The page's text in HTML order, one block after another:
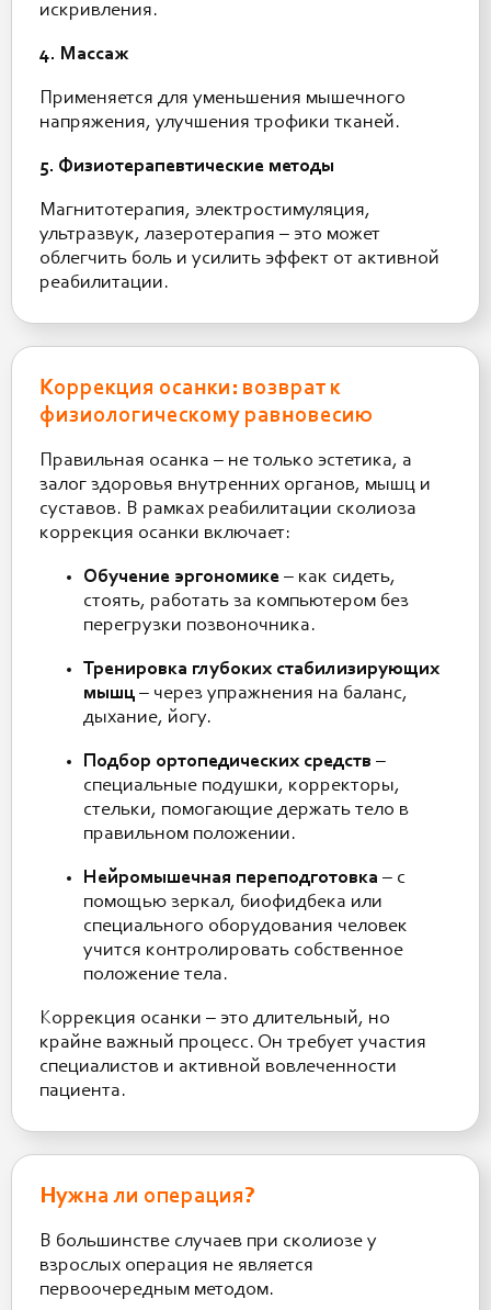
искривления.
4. Массаж
Применяется для уменьшения мышечного
напряжения, улучшения трофики тканей.
5. Физиотерапевтические методы
Магнитотерапия, электростимуляция,
ультразвук, лазеротерапия – это может
облегчить боль и усилить эффект от активной
реабилитации.
Коррекция осанки: возврат к
физиологическому равновесию
Правильная осанка – не только эстетика, а
залог здоровья внутренних органов, мышц и
суставов. В рамках реабилитации сколиоза
коррекция осанки включает:
Обучение эргономике – как сидеть,
стоять, работать за компьютером без
перегрузки позвоночника.
Тренировка глубоких стабилизирующих
мышц – через упражнения на баланс,
дыхание, йогу.
Подбор ортопедических средств –
специальные подушки, корректоры,
стельки, помогающие держать тело в
правильном положении.
Нейромышечная переподготовка – с
помощью зеркал, биофидбека или
специального оборудования человек
учится контролировать собственное
положение тела.
Коррекция осанки – это длительный, но
крайне важный процесс. Он требует участия
специалистов и активной вовлеченности
пациента.
Нужна ли операция?
В большинстве случаев при сколиозе у
взрослых операция не является
первоочередным методом.